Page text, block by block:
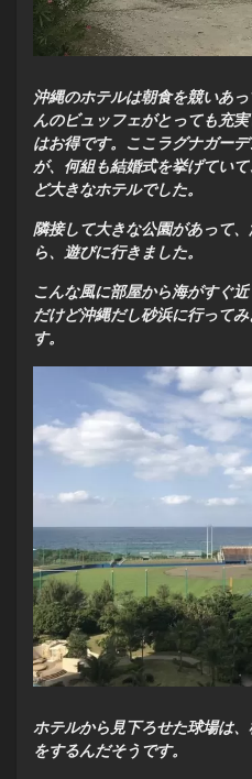
沖縄のホテルは朝食を競いあ
んのビュッフェがとっても充
はお得です。ここラグナガー
が、何組も結婚式を挙げてい
ど大きなホテルでした。
隣接して大きな公園があって
ら、遊びに行きました。
こんな風に部屋から海がすぐ
だけど沖縄だし砂浜に行って
す。
ホテルから見下ろせた球場は
をするんだそうです。